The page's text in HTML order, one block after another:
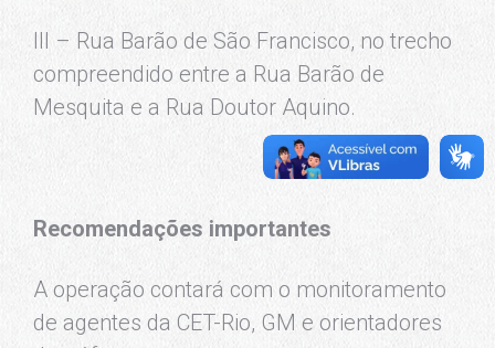
III – Rua Barão de São Francisco, no trecho
compreendido entre a Rua Barão de
Mesquita e a Rua Doutor Aquino.
Recomendações importantes
A operação contará com o monitoramento
de agentes da CET-Rio, GM e orientadores